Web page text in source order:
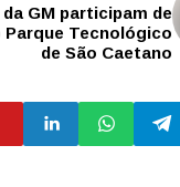
GM participam de
Tecnológico
de São Caetano